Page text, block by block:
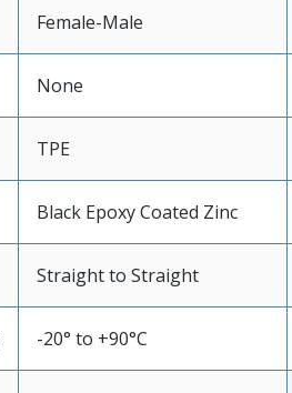
Female-Male
None
TPE
Black Epoxy Coated Zinc
Straight to Straight
-20° to +90°C